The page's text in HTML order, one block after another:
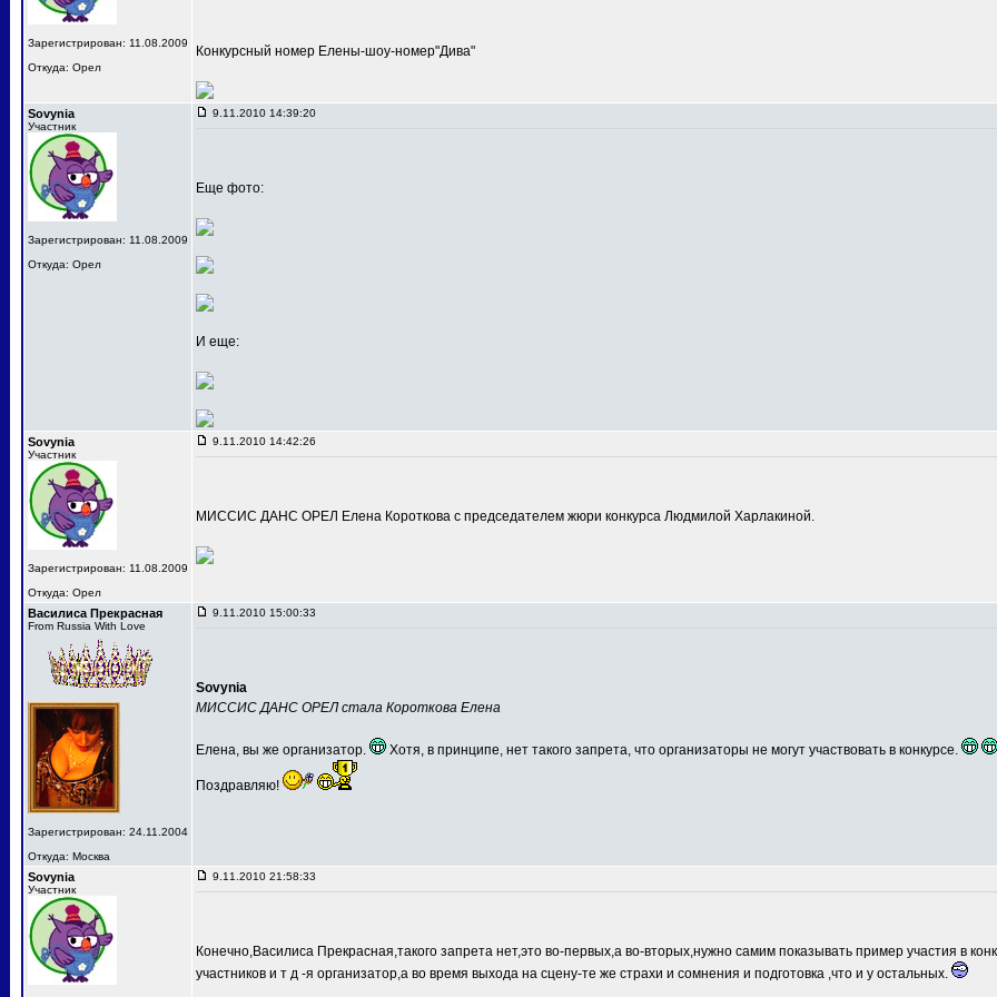
Зарегистрирован: 11.08.2009
Откуда: Орел
Конкурсный номер Елены-шоу-номер"Дива"
Sovynia
Участник
Зарегистрирован: 11.08.2009
Откуда: Орел
9.11.2010 14:39:20
Еще фото:
И еще:
Sovynia
Участник
Зарегистрирован: 11.08.2009
Откуда: Орел
9.11.2010 14:42:26
МИССИС ДАНС ОРЕЛ Елена Короткова с председателем жюри конкурса Людмилой Харлакиной.
Василиса Прекрасная
From Russia With Love
Зарегистрирован: 24.11.2004
Откуда: Москва
9.11.2010 15:00:33
Sovynia
МИССИС ДАНС ОРЕЛ стала Короткова Елена
Елена, вы же организатор. Хотя, в принципе, нет такого запрета, что организаторы не могут участвовать в конкурсе.
Поздравляю!
Sovynia
Участник
9.11.2010 21:58:33
Конечно,Василиса Прекрасная,такого запрета нет,это во-первых,а во-вторых,нужно самим показывать пример участия в
участников и т д -я организатор,а во время выхода на сцену-те же страхи и сомнения и подготовка ,что и у остальных.